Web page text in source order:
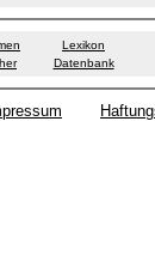
Lexikon
Datenbank